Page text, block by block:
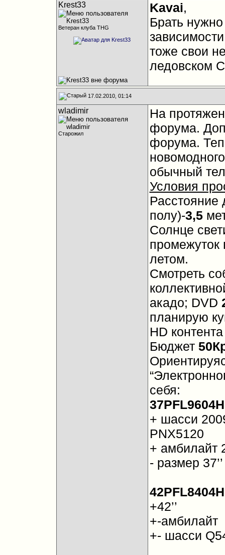
Krest33
Ветеран клуба THG
Kavai,
Брать
тоже свои
ледовском
17.02.2010, 01:14
wladimir
Старожил
На
форума.
форума.
обычный
Условия
Расстояние
полу)-3,5
Солнце
промежуток
летом.
Смотреть
акадо; DVD
планирую
HD
Бюджет
себя:
+ шасси
PNX5120
+ амбилайт
- размер 37’’
42PFL8404H
+42’’
+-амбилайт
+- шасси